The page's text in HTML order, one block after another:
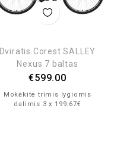
Dviratis Corest SALLEY
Nexus 7 baltas
€599.00
Mokėkite trimis lygiomis
dalimis 3 x 199.67€